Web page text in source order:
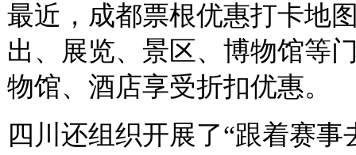
最近，成都票根优惠打卡地
出、展览、景区、博物馆等
物馆、酒店享受折扣优惠。
四川还组织开展了“跟着赛